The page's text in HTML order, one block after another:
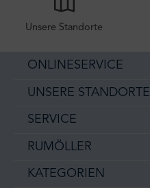
Unsere Standorte
ONLINESERVICE
UNSERE STANDORTE
SERVICE
RUMÖLLER
KATEGORIEN